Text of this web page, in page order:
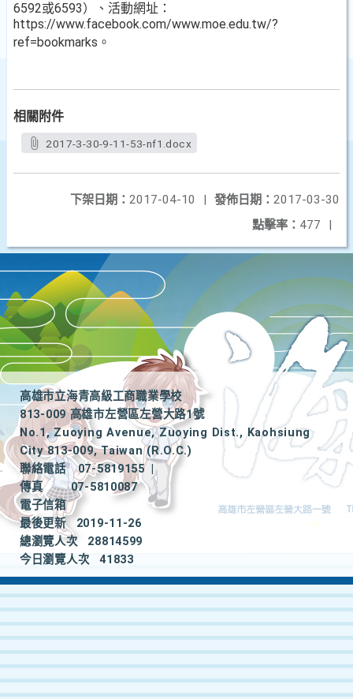
6592或6593）、活動網址：
https://www.facebook.com/www.moe.edu.tw/?
ref=bookmarks。
相關附件
2017-3-30-9-11-53-nf1.docx
發佈日期： 2017-03-30
下架日期： 2017-04-10
|
點擊率： 477 |
高雄市立海青高級工商職業學校
813-009 高雄市左營區左營大路1號
No.1, Zuoying Avenue, Zuoying Dist., Kaohsiung
City 813-009, Taiwan (R.O.C.)
聯絡電話
07-5819155
|
傳真
07-5810087
電子信箱
最後更新
2019-11-26
總瀏覽人次
28814599
今日瀏覽人次
41833